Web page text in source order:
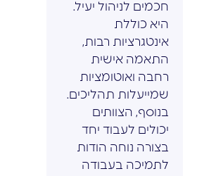
חכמים לניהול יעיל.
היא כוללת
אינטגרציות רבות,
התאמה אישית
רחבה ואוטומציות
שמייעלות תהליכים.
בנוסף, הצוותים
יכולים לעבוד יחד
בצורה נוחה הודות
לתמיכה בעבודה